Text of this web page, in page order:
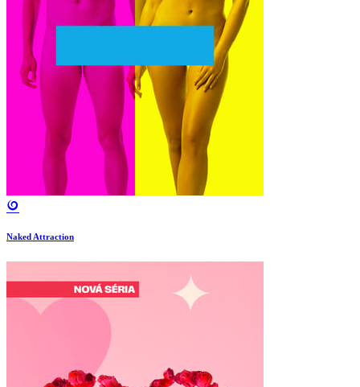
Naked Attraction